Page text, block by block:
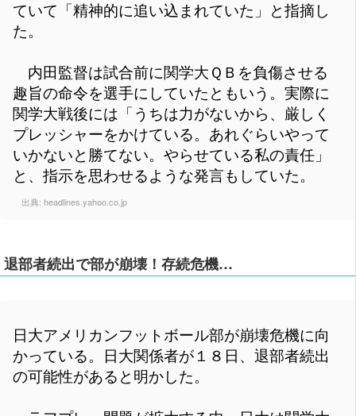
ていて「精神的に追い込まれていた」と指摘し
た。
内田監督は試合前に関学大ＱＢを負傷させる
趣旨の命令を選手にしていたともいう。実際に
関学大戦後には「うちは力がないから、厳しく
プレッシャーをかけている。あれぐらいやって
いかないと勝てない。やらせている私の責任」
と、指示を思わせるような発言もしていた。
出典: headlines.yahoo.co.jp
退部者続出で部が崩壊！存続危機…
日大アメリカンフットボール部が崩壊危機に向
かっている。日大関係者が１８日、退部者続出
の可能性があると明かした。